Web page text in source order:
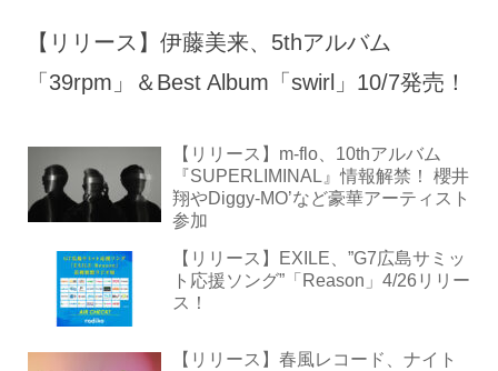
【リリース】伊藤美来、5thアルバム
「39rpm」＆Best Album「swirl」10/7発売！
【リリース】m-flo、10thアルバム
『SUPERLIMINAL』情報解禁！ 櫻井
翔やDiggy-MO’など豪華アーティスト
参加
【リリース】EXILE、”G7広島サミッ
ト応援ソング”「Reason」4/26リリー
ス！
【リリース】春風レコード、ナイト